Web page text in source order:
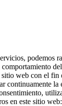
podemos
sitio web con el fin
continuamente la
en este sitio web: